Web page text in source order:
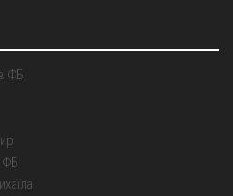
ФБ
ФБ